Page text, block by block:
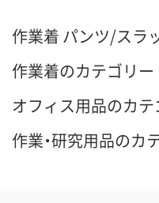
作業着 パンツ/スラ
作業着のカテゴリー
オフィス用品のカテ
作業・研究用品のカ